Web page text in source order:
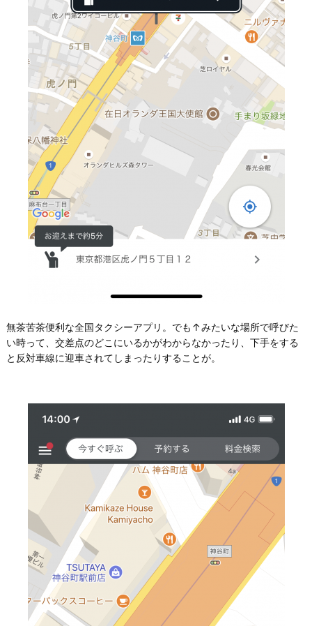
無茶苦茶便利な全国タクシーアプリ。でも↑みたいな場所で呼びた
い時って、交差点のどこにいるかがわからなかったり、下手をする
と反対車線に迎車されてしまったりすることが。